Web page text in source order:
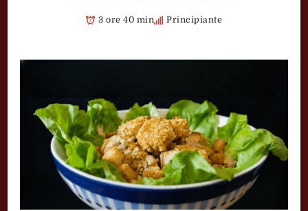
3 ore 40 min Principiante